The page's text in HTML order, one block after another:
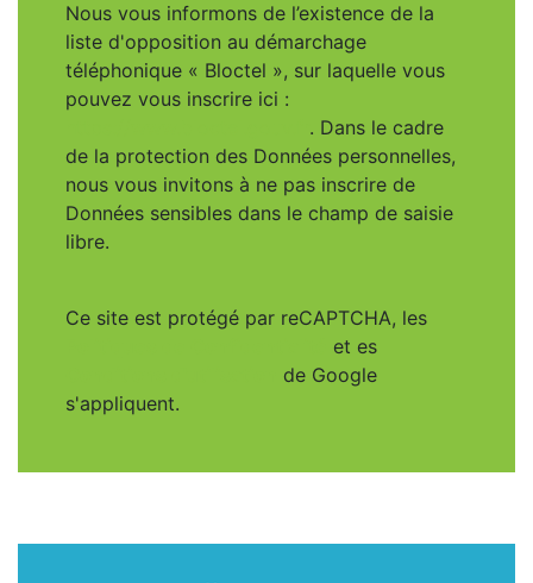
Nous vous informons de l’existence de la
liste d'opposition au démarchage
téléphonique « Bloctel », sur laquelle vous
pouvez vous inscrire ici :
. Dans le cadre
de la protection des Données personnelles,
nous vous invitons à ne pas inscrire de
Données sensibles dans le champ de saisie
libre.
Ce site est protégé par reCAPTCHA, les
et es
de Google
s'appliquent.